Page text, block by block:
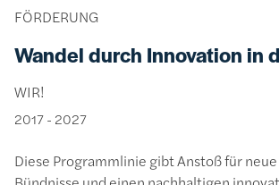
FÖRDERUNG
Wandel durch Innovation in
WIR!
2017 - 2027
Diese Programmlinie gibt Anstoß für